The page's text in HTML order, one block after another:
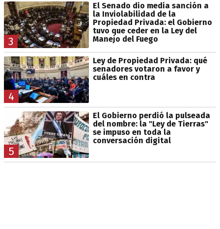
3
El Senado dio media sanción a
la Inviolabilidad de la
Propiedad Privada: el Gobierno
tuvo que ceder en la Ley del
Manejo del Fuego
4
Ley de Propiedad Privada: qué
senadores votaron a favor y
cuáles en contra
5
El Gobierno perdió la pulseada
del nombre: la "Ley de Tierras"
se impuso en toda la
conversación digital